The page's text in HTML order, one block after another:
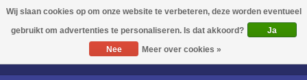
0 Artikelen - €0,00
Acties!
Ja
Nee
Meer over cookies »